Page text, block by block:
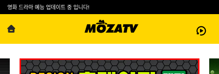
영화 드라마 예능 업데이트 중 입니다!